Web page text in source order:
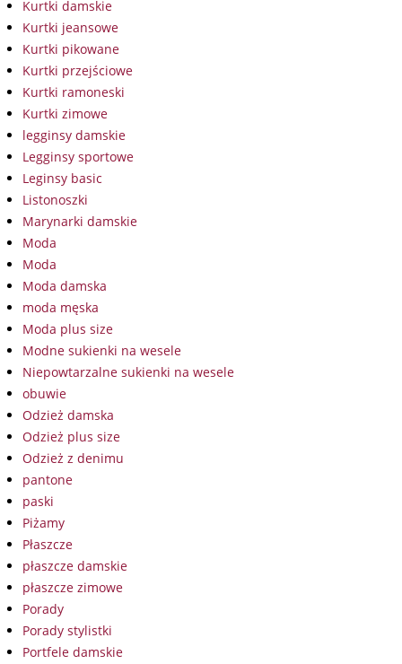
Kurtki damskie
Kurtki jeansowe
Kurtki pikowane
Kurtki przejściowe
Kurtki ramoneski
Kurtki zimowe
legginsy damskie
Legginsy sportowe
Leginsy basic
Listonoszki
Marynarki damskie
Moda
Moda
Moda damska
moda męska
Moda plus size
Modne sukienki na wesele
Niepowtarzalne sukienki na wesele
obuwie
Odzież damska
Odzież plus size
Odzież z denimu
pantone
paski
Piżamy
Płaszcze
płaszcze damskie
płaszcze zimowe
Porady
Porady stylistki
Portfele damskie